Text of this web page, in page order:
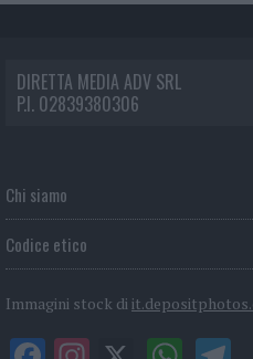
DIRETTA MEDIA ADV SRL
P.I. 02839380306
Chi siamo
Codice etico
Immagini stock di